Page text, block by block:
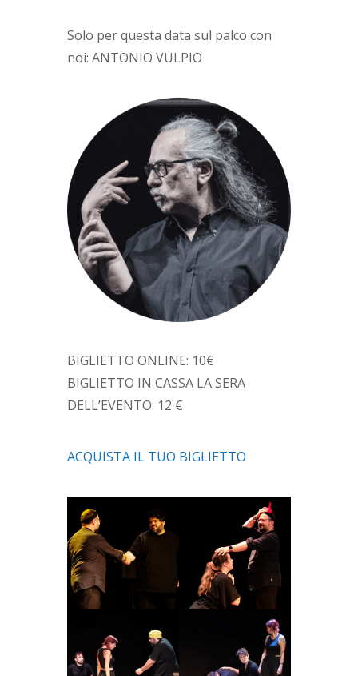
Solo per questa data sul palco con
noi: ANTONIO VULPIO
BIGLIETTO ONLINE: 10€
BIGLIETTO IN CASSA LA SERA
DELL’EVENTO: 12 €
ACQUISTA IL TUO BIGLIETTO